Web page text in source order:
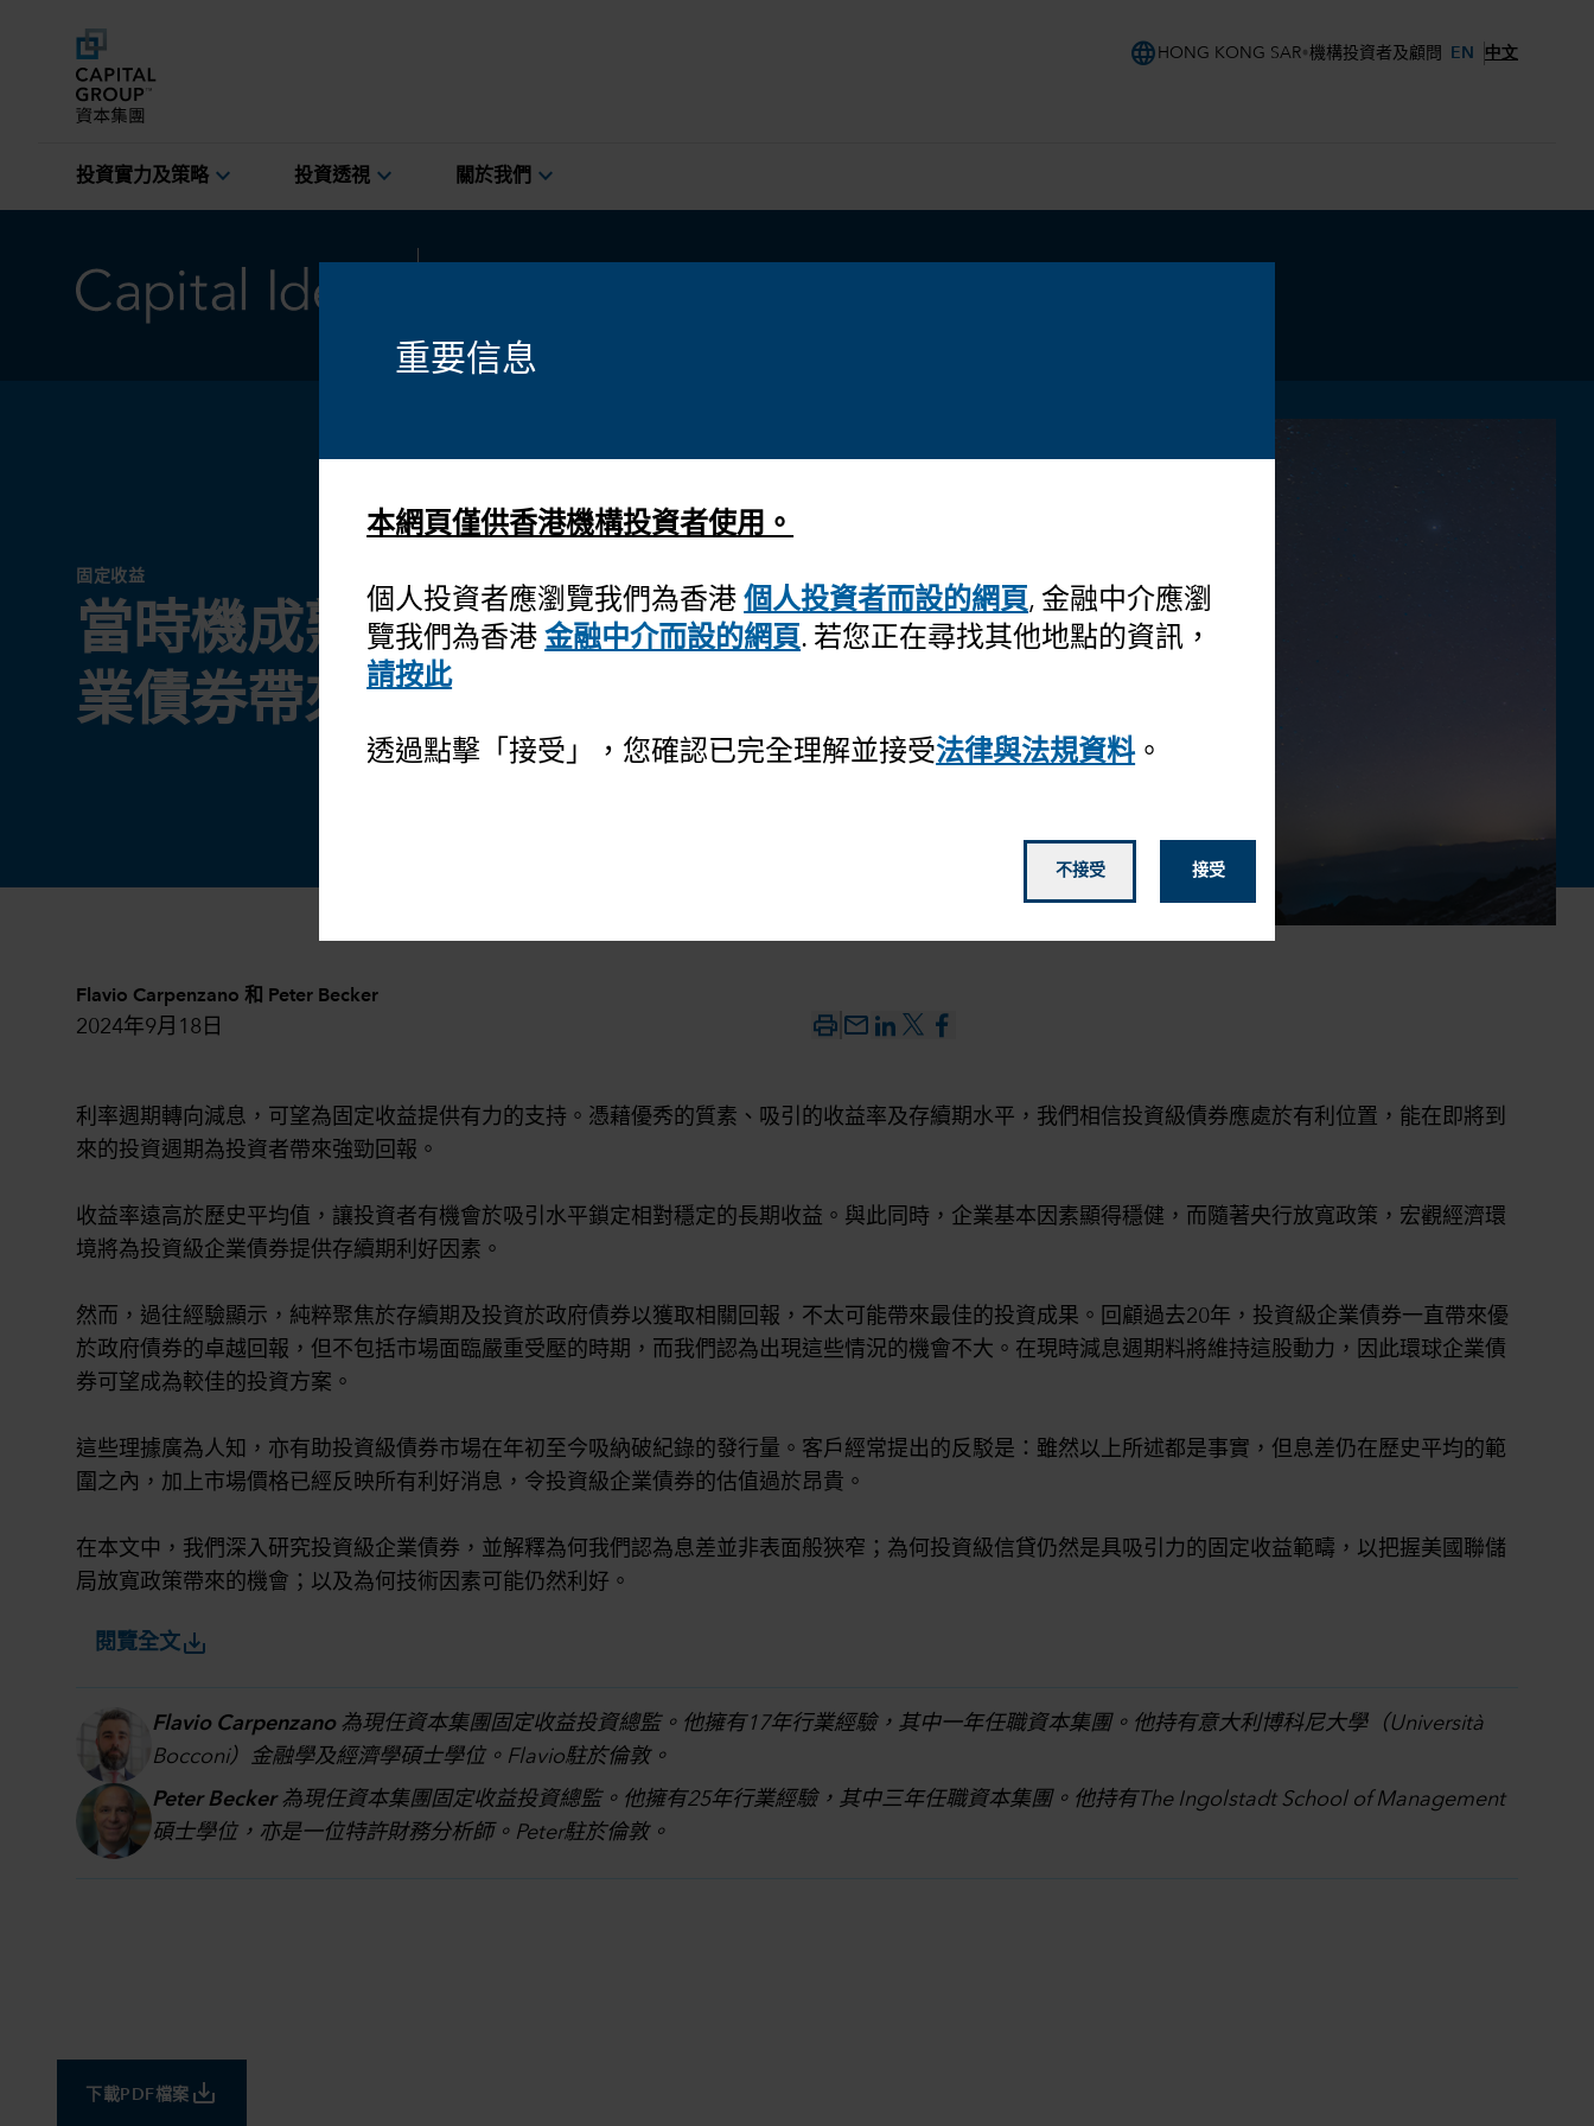
重要信息
本網頁僅供香港機構投資者使用。
個人投資者應瀏覽我們為香港個人投資者而設的網頁, 金融中介應瀏
覽我們為香港金融中介而設的網頁. 若您正在尋找其他地點的資訊，
請按此
透過點擊「接受」，您確認已完全理解並接受法律與法規資料。
不接受 接受
language HONG KONG SAR 機構投資者及顧問 EN 中文
投資實力及策略 expand_more 投資透視 expand_more 關於我們 expand_more
固定收益
當時機成熟：全球投資級企
業債券帶來機會
Flavio Carpenzano 和 Peter Becker
2024年9月18日 mail_outline
利率週期轉向減息，可望為固定收益提供有力的支持。憑藉優秀的質素、吸引的收益率及存續期水平，我們相信投資級債券應處於有利位置，能在即將到
來的投資週期為投資者帶來強勁回報。
收益率遠高於歷史平均值，讓投資者有機會於吸引水平鎖定相對穩定的長期收益。與此同時，企業基本因素顯得穩健，而隨著央行放寬政策，宏觀經濟環
境將為投資級企業債券提供存續期利好因素。
然而，過往經驗顯示，純粹聚焦於存續期及投資於政府債券以獲取相關回報，不太可能帶來最佳的投資成果。回顧過去20年，投資級企業債券一直帶來優
於政府債券的卓越回報，但不包括市場面臨嚴重受壓的時期，而我們認為出現這些情況的機會不大。在現時減息週期料將維持這股動力，因此環球企業債
券可望成為較佳的投資方案。
這些理據廣為人知，亦有助投資級債券市場在年初至今吸納破紀錄的發行量。客戶經常提出的反駁是：雖然以上所述都是事實，但息差仍在歷史平均的範
圍之內，加上市場價格已經反映所有利好消息，令投資級企業債券的估值過於昂貴。
在本文中，我們深入研究投資級企業債券，並解釋為何我們認為息差並非表面般狹窄；為何投資級信貸仍然是具吸引力的固定收益範疇，以把握美國聯儲
局放寬政策帶來的機會；以及為何技術因素可能仍然利好。
閱覽全文save_alt
Flavio Carpenzano為現任資本集團固定收益投資總監。他擁有17年行業經驗，其中一年任職資本集團。他持有意大利博科尼大學（Università
Bocconi）金融學及經濟學碩士學位。Flavio駐於倫敦。
Peter Becker為現任資本集團固定收益投資總監。他擁有25年行業經驗，其中三年任職資本集團。他持有The Ingolstadt School of Management
碩士學位，亦是一位特許財務分析師。Peter駐於倫敦。
下載PDF檔案 save_alt